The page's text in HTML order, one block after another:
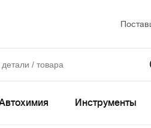
Инструменты